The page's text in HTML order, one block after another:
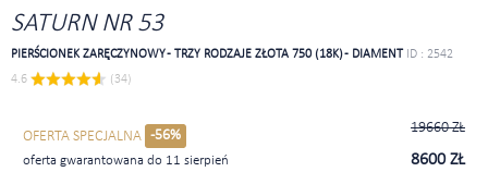
SATURN NR 53
PIERŚCIONEK ZARĘCZYNOWY - TRZY RODZAJE ZŁOTA 750 (18K) - DIAMENT ID : 2542
4.6
(34)
OFERTA SPECJALNA -56%
oferta gwarantowana do 11 sierpień
19660 ZŁ
8600 ZŁ